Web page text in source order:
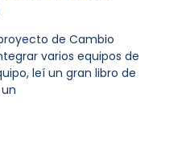
de Cambio
varios equipos de
leí un gran libro de